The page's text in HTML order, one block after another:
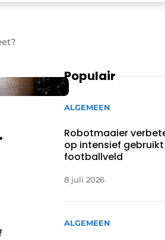
Populair
ALGEMEEN
Robotmaaier
op intensief
footballveld
8 juli 2026
ALGEMEEN